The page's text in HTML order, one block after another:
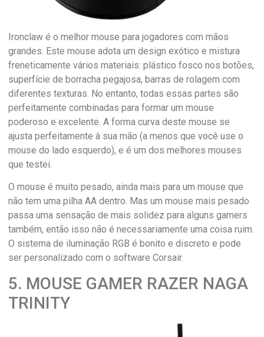
Ironclaw é o melhor mouse para jogadores com mãos
grandes. Este mouse adota um design exótico e mistura
freneticamente vários materiais: plástico fosco nos botões,
superfície de borracha pegajosa, barras de rolagem com
diferentes texturas. No entanto, todas essas partes são
perfeitamente combinadas para formar um mouse
poderoso e excelente. A forma curva deste mouse se
ajusta perfeitamente à sua mão (a menos que você use o
mouse do lado esquerdo), e é um dos melhores mouses
que testei.
O mouse é muito pesado, ainda mais para um mouse que
não tem uma pilha AA dentro. Mas um mouse mais pesado
passa uma sensação de mais solidez para alguns gamers
também, então isso não é necessariamente uma coisa ruim.
O sistema de iluminação RGB é bonito e discreto e pode
ser personalizado com o software Corsair.
5. MOUSE GAMER RAZER NAGA
TRINITY